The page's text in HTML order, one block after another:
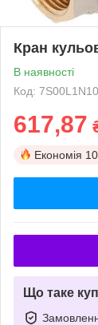
Кран
В наявності
Код:
617,87
Економія
Що таке